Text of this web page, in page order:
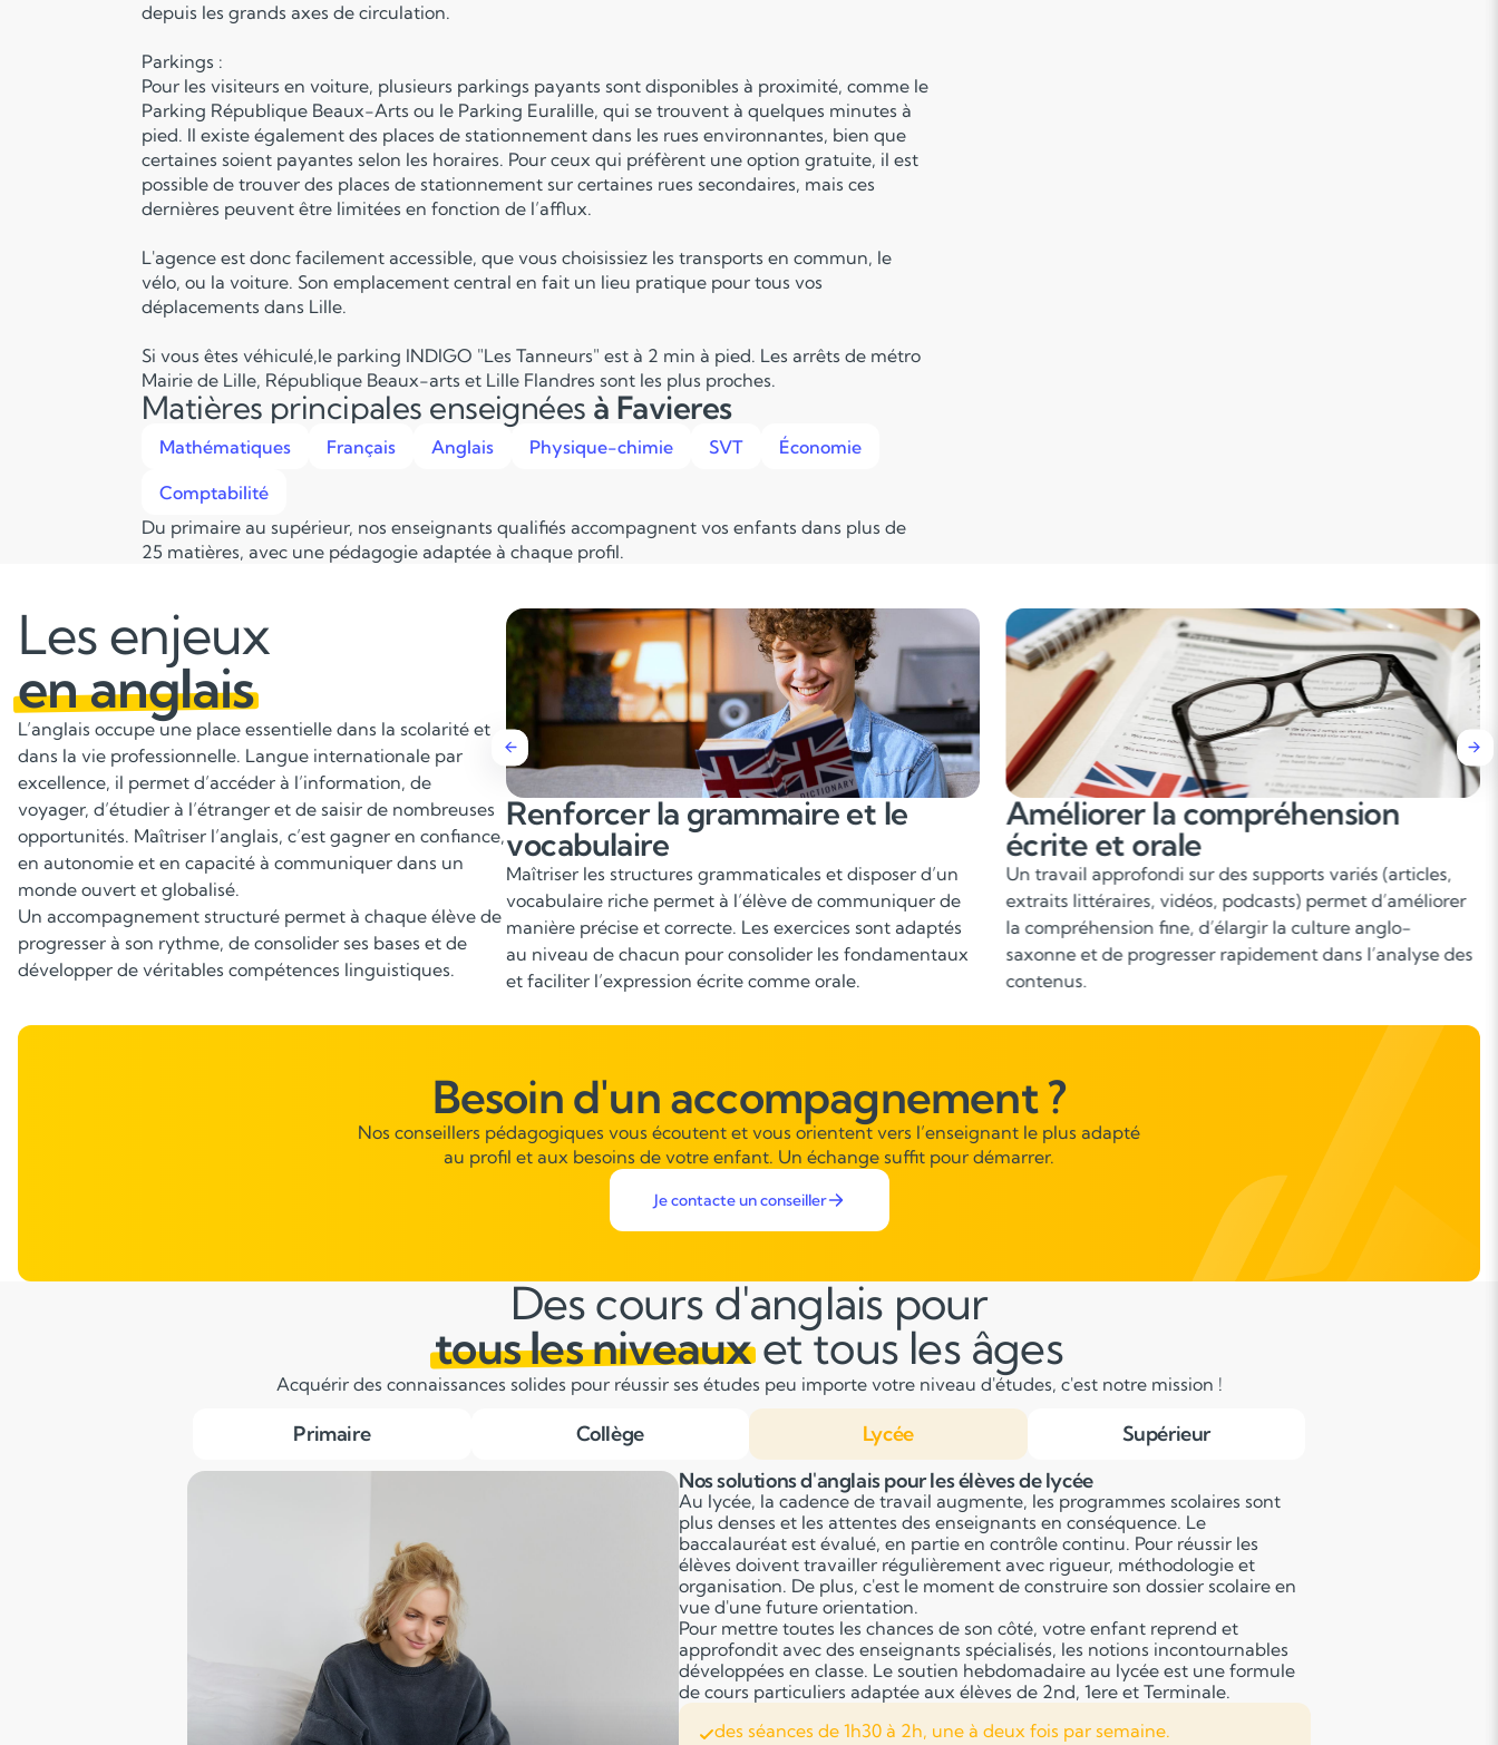
depuis les grands axes de circulation.
Parkings :
Pour les visiteurs en voiture, plusieurs parkings payants sont disponibles à proximité, comme le
Parking République Beaux-Arts ou le Parking Euralille, qui se trouvent à quelques minutes à
pied. Il existe également des places de stationnement dans les rues environnantes, bien que
certaines soient payantes selon les horaires. Pour ceux qui préfèrent une option gratuite, il est
possible de trouver des places de stationnement sur certaines rues secondaires, mais ces
dernières peuvent être limitées en fonction de l’afflux.
L'agence est donc facilement accessible, que vous choisissiez les transports en commun, le
vélo, ou la voiture. Son emplacement central en fait un lieu pratique pour tous vos
déplacements dans Lille.
Si vous êtes véhiculé,le parking INDIGO "Les Tanneurs" est à 2 min à pied. Les arrêts de métro
Mairie de Lille, République Beaux-arts et Lille Flandres sont les plus proches.
Matières principales enseignées à Favieres
Mathématiques Français Anglais Physique-chimie SVT Économie
Comptabilité
Du primaire au supérieur, nos enseignants qualifiés accompagnent vos enfants dans plus de
25 matières, avec une pédagogie adaptée à chaque profil.
Les enjeux
en anglais
L’anglais occupe une place essentielle dans la scolarité et
dans la vie professionnelle. Langue internationale par
excellence, il permet d’accéder à l’information, de
voyager, d’étudier à l’étranger et de saisir de nombreuses
opportunités. Maîtriser l’anglais, c’est gagner en confiance,
en autonomie et en capacité à communiquer dans un
monde ouvert et globalisé.
Un accompagnement structuré permet à chaque élève de
progresser à son rythme, de consolider ses bases et de
développer de véritables compétences linguistiques.
Renforcer la grammaire et le
vocabulaire
Maîtriser les structures grammaticales et disposer d’un
vocabulaire riche permet à l’élève de communiquer de
manière précise et correcte. Les exercices sont adaptés
au niveau de chacun pour consolider les fondamentaux
et faciliter l’expression écrite comme orale.
Améliorer la compréhension
écrite et orale
Un travail approfondi sur des supports variés (articles,
extraits littéraires, vidéos, podcasts) permet d’améliorer
la compréhension fine, d’élargir la culture anglo-
saxonne et de progresser rapidement dans l’analyse des
contenus.
Acquérir des compétences en
compréhension et
communication
L’objectif est de comprendre l’anglais écrit et oral dans
des situations variées : textes, conversations, documents
audio, vidéos. L’élève apprend à repérer les idées
principales, enrichir son vocabulaire et interpréter les
Besoin d'un accompagnement ?
Nos conseillers pédagogiques vous écoutent et vous orientent vers l’enseignant le plus adapté
au profil et aux besoins de votre enfant. Un échange suffit pour démarrer.
Je contacte un conseiller
Des cours d'anglais pour
tous les niveauxet tous les âges
Acquérir des connaissances solides pour réussir ses études peu importe votre niveau d'études, c'est notre mission !
Primaire Collège Lycée
Supérieur
Nos solutions d'anglais pour les élèves de lycée
Au lycée, la cadence de travail augmente, les programmes scolaires sont
plus denses et les attentes des enseignants en conséquence. Le
baccalauréat est évalué, en partie en contrôle continu. Pour réussir les
élèves doivent travailler régulièrement avec rigueur, méthodologie et
organisation. De plus, c'est le moment de construire son dossier scolaire en
vue d'une future orientation.
Pour mettre toutes les chances de son côté, votre enfant reprend et
approfondit avec des enseignants spécialisés, les notions incontournables
développées en classe. Le soutien hebdomadaire au lycée est une formule
de cours particuliers adaptée aux élèves de 2nd, 1ere et Terminale.
des séances de 1h30 à 2h, une à deux fois par semaine.